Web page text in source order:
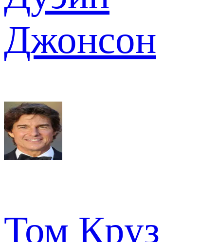
Джонсон
Том Круз